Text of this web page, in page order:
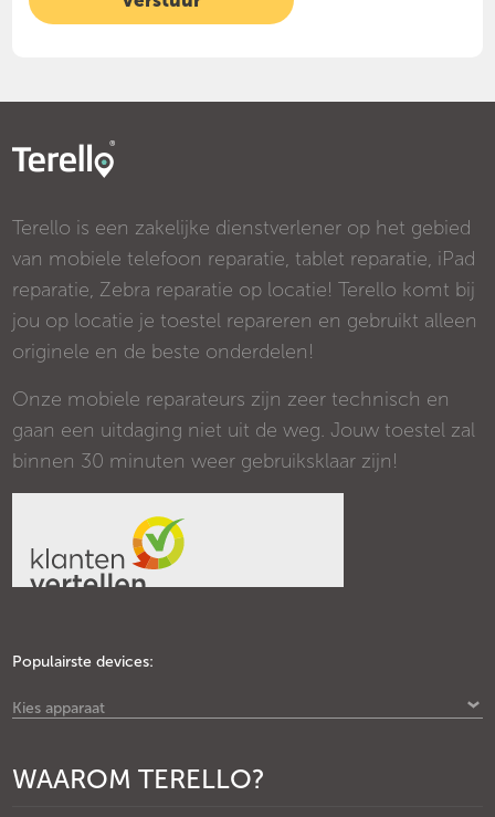
Terello is een zakelijke dienstverlener op het gebied
van mobiele telefoon reparatie, tablet reparatie, iPad
reparatie, Zebra reparatie op locatie! Terello komt bij
jou op locatie je toestel repareren en gebruikt alleen
originele en de beste onderdelen!
Onze mobiele reparateurs zijn zeer technisch en
gaan een uitdaging niet uit de weg. Jouw toestel zal
binnen 30 minuten weer gebruiksklaar zijn!
Populairste devices:
Kies apparaat
WAAROM TERELLO?